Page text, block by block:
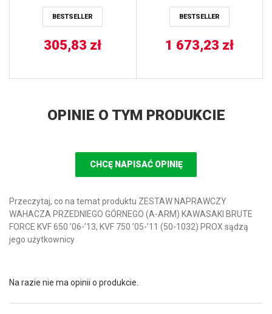
CAT DVX 400 04-08 BIG
BORE 94MM –
VERTEX
BESTSELLER
305,83 zł
CYLINDER WORKS
BESTSELLER
1 673,23 zł
OPINIE O TYM PRODUKCIE
CHCĘ NAPISAĆ OPINIĘ
Przeczytaj, co na temat produktu ZESTAW NAPRAWCZY
WAHACZA PRZEDNIEGO GÓRNEGO (A-ARM) KAWASAKI BRUTE
FORCE KVF 650 ’06-’13, KVF 750 ’05-’11 (50-1032) PROX sądzą
jego użytkownicy
Na razie nie ma opinii o produkcie.